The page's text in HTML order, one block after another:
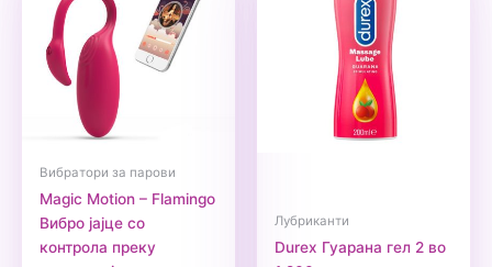
Вибратори за парови
Magic Motion – Flamingo
Вибро јајце со
контрола преку
Лубриканти
Durex Гуарана гел 2 во